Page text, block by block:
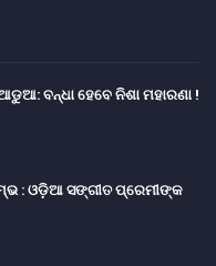
ବନ୍ଧା ହେବେ ନିଶା ମହାରଣା !
: ଓଡ଼ିଆ ସଙ୍ଗୀତ ପ୍ରେମୀଙ୍କ